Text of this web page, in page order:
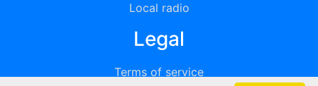
Local radio
Legal
Terms of service